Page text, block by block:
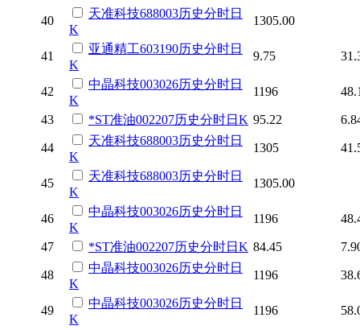
40
天准科技688003历史分时日
K
1305.00
41
亚通精工603190历史分时日
K
9.75
42
中晶科技003026历史分时日
K
1196
43 *ST准油002207历史分时日K 95.22
44
天准科技688003历史分时日
K
1305
45
天准科技688003历史分时日
K
1305.00
46
中晶科技003026历史分时日
K
1196
47 *ST准油002207历史分时日K 84.45
48
中晶科技003026历史分时日
K
1196
49
中晶科技003026历史分时日
K
1196